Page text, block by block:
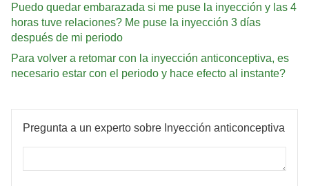
Puedo quedar embarazada si me puse la inyección y las 4
horas tuve relaciones? Me puse la inyección 3 días
después de mi periodo
Para volver a retomar con la inyección anticonceptiva, es
necesario estar con el periodo y hace efecto al instante?
Pregunta a un experto sobre Inyección anticonceptiva